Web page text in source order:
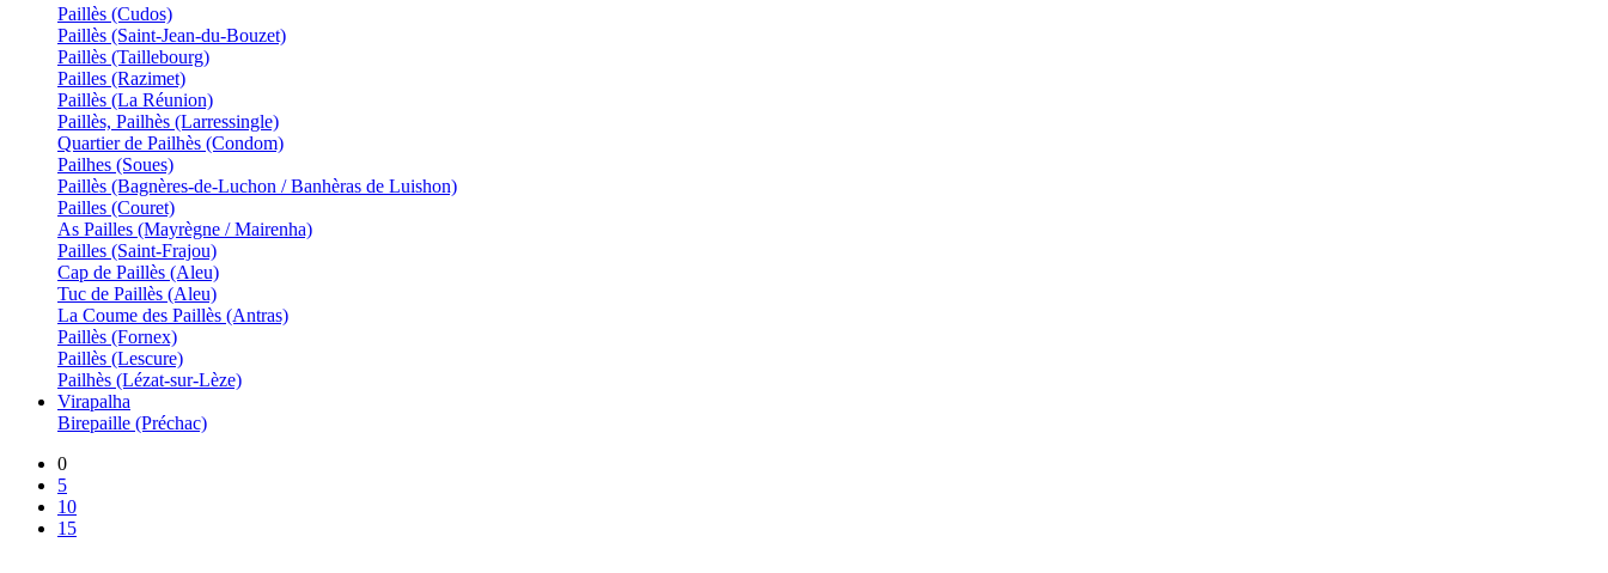
Paillès (Cudos)
Paillès (Saint-Jean-du-Bouzet)
Paillès (Taillebourg)
Pailles (Razimet)
Paillès (La Réunion)
Paillès, Pailhès (Larressingle)
Quartier de Pailhès (Condom)
Pailhes (Soues)
Paillès (Bagnères-de-Luchon / Banhèras de Luishon)
Pailles (Couret)
As Pailles (Mayrègne / Mairenha)
Pailles (Saint-Frajou)
Cap de Paillès (Aleu)
Tuc de Paillès (Aleu)
La Coume des Paillès (Antras)
Paillès (Fornex)
Paillès (Lescure)
Pailhès (Lézat-sur-Lèze)
Virapalha
Birepaille (Préchac)
0
5
10
15